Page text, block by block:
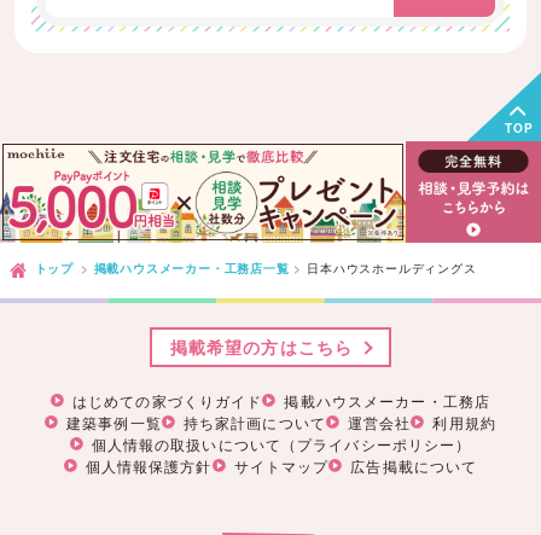
TOP
トップ 掲載ハウスメーカー・工務店一覧 日本ハウスホールディングス
はじめての家づくりガイド
掲載ハウスメーカー・工務店
建築事例一覧
持ち家計画について 運営会社
利用規約
個人情報の取扱いについて（プライバシーポリシー）
個人情報保護方針
サイトマップ 広告掲載について
掲載希望の方はこちら